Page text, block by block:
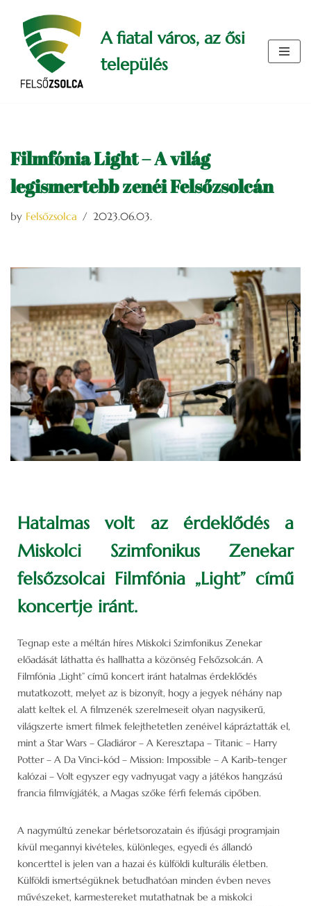
Skip
content
A fiatal város, az ősi
település
Filmfónia Light – A világ
legismertebb zenéi Felsőzsolcán
by Felsőzsolca 2023.06.03.
Hatalmas volt az érdeklődés a
Miskolci Szimfonikus Zenekar
felsőzsolcai Filmfónia „Light” című
koncertje iránt.
Tegnap este a méltán híres Miskolci Szimfonikus Zenekar
előadását láthatta és hallhatta a közönség Felsőzsolcán. A
Filmfónia „Light” című koncert iránt hatalmas érdeklődés
mutatkozott, melyet az is bizonyít, hogy a jegyek néhány nap
alatt keltek el. A filmzenék szerelmeseit olyan nagysikerű,
világszerte ismert filmek felejthetetlen zenéivel kápráztatták el,
mint a Star Wars – Gladiáror – A Keresztapa – Titanic – Harry
Potter – A Da Vinci-kód – Mission: Impossible – A Karib-tenger
kalózai – Volt egyszer egy vadnyugat vagy a játékos hangzású
francia filmvígjáték, a Magas szőke férfi felemás cipőben.
A nagymúltú zenekar bérletsorozatain és ifjúsági programjain
kívül megannyi kivételes, különleges, egyedi és állandó
koncerttel is jelen van a hazai és külföldi kulturális életben.
Külföldi ismertségüknek betudhatóan minden évben neves
művészeket, karmestereket mutathatnak be a miskolci